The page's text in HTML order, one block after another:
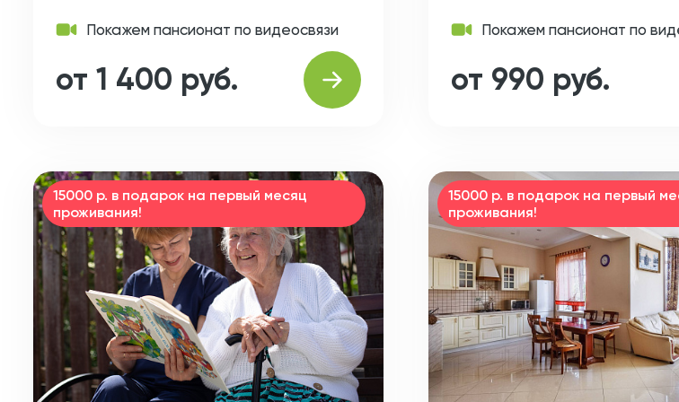
Покажем пансионат по видеосвязи
от 1 400 руб.
Покажем пансионат по
от 990 руб.
15000 р. в подарок на первый месяц
проживания!
15000 р. в подарок на первый
проживания!